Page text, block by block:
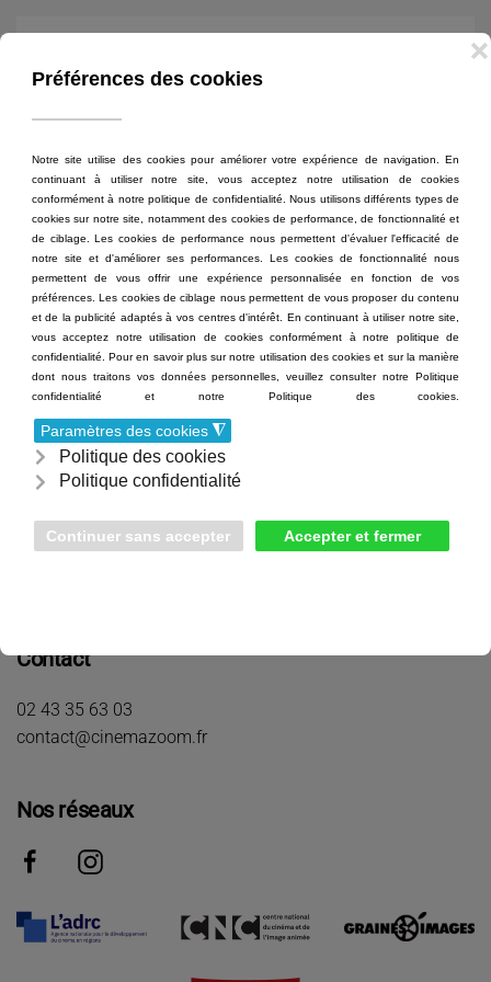
SÉANCES
Films à l'affiche
Séances
Événements
Mon compte
Accès
Contact
CGV
Mentions légales
Politique de confidentialité
Centre Culturel - Place de l'Hotêl de Ville
Contact
02 43 35 63 03
contact@cinemazoom.fr
Nos réseaux